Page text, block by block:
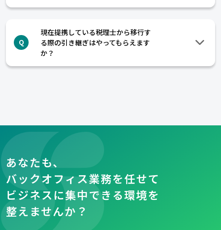
Q
現在提携している税理士から移行す
る際の引き継ぎはやってもらえます
か？
あなたも、
バックオフィス業務を任せて
ビジネスに集中できる環境を
整えませんか？